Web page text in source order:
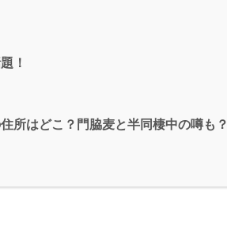
！
所はどこ？門脇麦と半同棲中の噂も？